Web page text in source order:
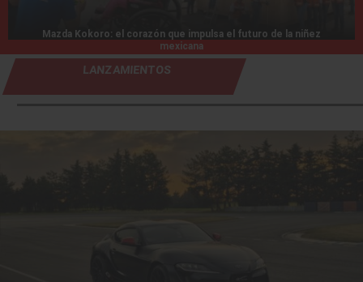
Mazda Kokoro: el corazón que impulsa el futuro de la niñez
mexicana
LANZAMIENTOS